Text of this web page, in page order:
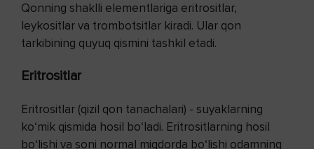
Qonning shaklli elementlariga eritrositlar,
leykositlar va trombotsitlar kiradi. Ular qon
tarkibining quyuq qismini tashkil etadi.
Eritrositlar
Eritrositlar (qizil qon tanachalari) - suyaklarning
ko‘mik qismida hosil bo‘ladi. Eritrositlarning hosil
bo‘lishi va soni normal miqdorda bo‘lishi odamning